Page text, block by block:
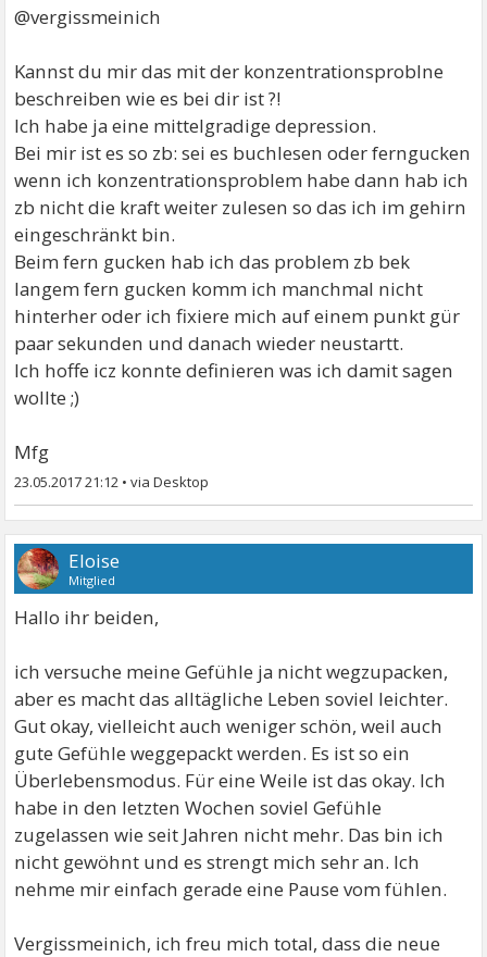
@vergissmeinich
Kannst du mir das mit der konzentrationsproblne
beschreiben wie es bei dir ist ?!
Ich habe ja eine mittelgradige depression.
Bei mir ist es so zb: sei es buchlesen oder ferngucken
wenn ich konzentrationsproblem habe dann hab ich
zb nicht die kraft weiter zulesen so das ich im gehirn
eingeschränkt bin.
Beim fern gucken hab ich das problem zb bek
langem fern gucken komm ich manchmal nicht
hinterher oder ich fixiere mich auf einem punkt gür
paar sekunden und danach wieder neustartt.
Ich hoffe icz konnte definieren was ich damit sagen
wollte ;)
Mfg
23.05.2017 21:12 •
Eloise
Mitglied
Hallo ihr beiden,
ich versuche meine Gefühle ja nicht wegzupacken,
aber es macht das alltägliche Leben soviel leichter.
Gut okay, vielleicht auch weniger schön, weil auch
gute Gefühle weggepackt werden. Es ist so ein
Überlebensmodus. Für eine Weile ist das okay. Ich
habe in den letzten Wochen soviel Gefühle
zugelassen wie seit Jahren nicht mehr. Das bin ich
nicht gewöhnt und es strengt mich sehr an. Ich
nehme mir einfach gerade eine Pause vom fühlen.
Vergissmeinich, ich freu mich total, dass die neue